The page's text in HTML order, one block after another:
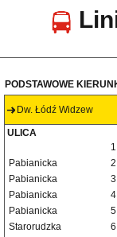
PODSTAWOWE
Dw. Łódź Widzew
ULICA
Pabianicka
Pabianicka
Pabianicka
Pabianicka
Starorudzka